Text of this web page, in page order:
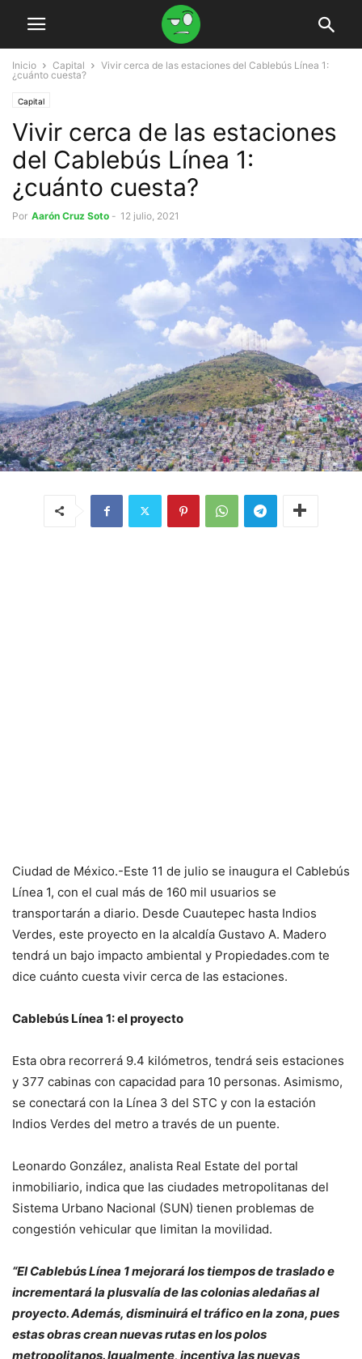
Inicio Capital
Vivir cerca de las estaciones del Cablebús Línea 1:
¿cuánto cuesta?
Capital
Vivir cerca de las estaciones
del Cablebús Línea 1:
¿cuánto cuesta?
Por Aarón Cruz Soto - 12 julio, 2021
Ciudad de México.-Este 11 de julio se inaugura el Cablebús
Línea 1, con el cual más de 160 mil usuarios se
transportarán a diario. Desde Cuautepec hasta Indios
Verdes, este proyecto en la alcaldía Gustavo A. Madero
tendrá un bajo impacto ambiental y Propiedades.com te
dice cuánto cuesta vivir cerca de las estaciones.
Cablebús Línea 1: el proyecto
Esta obra recorrerá 9.4 kilómetros, tendrá seis estaciones
y 377 cabinas con capacidad para 10 personas. Asimismo,
se conectará con la Línea 3 del STC y con la estación
Indios Verdes del metro a través de un puente.
Leonardo González, analista Real Estate del portal
inmobiliario, indica que las ciudades metropolitanas del
Sistema Urbano Nacional (SUN) tienen problemas de
congestión vehicular que limitan la movilidad.
“El Cablebús Línea 1 mejorará los tiempos de traslado e
incrementará la plusvalía de las colonias aledañas al
proyecto. Además, disminuirá el tráfico en la zona, pues
estas obras crean nuevas rutas en los polos
metropolitanos. Igualmente, incentiva las nuevas